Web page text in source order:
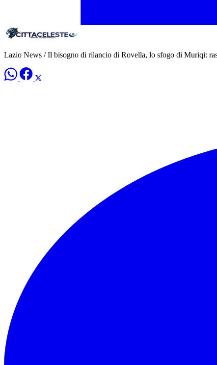
Lazio News / Il bisogno di rilancio di Rovella, lo sfogo di Muriqi: